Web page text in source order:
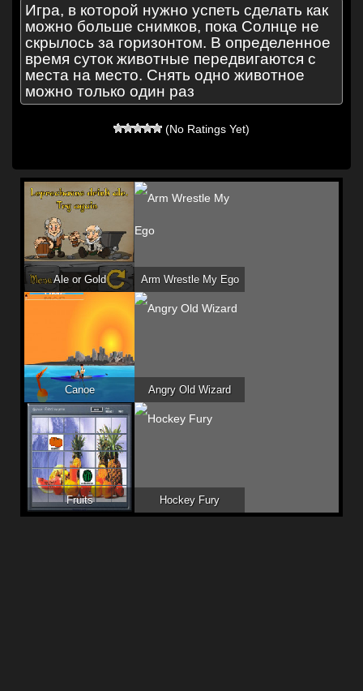
Игра, в которой нужно успеть сделать как
можно больше снимков, пока Солнце не
скрылось за горизонтом. В определенное
время суток животные передвигаются с
места на место. Снять одно животное
можно только один раз
(No Ratings Yet)
Ale or Gold Arm Wrestle My Ego
Canoe Angry Old Wizard
Fruits Hockey Fury